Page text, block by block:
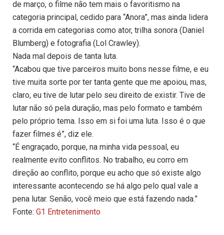
de março, o filme não tem mais o favoritismo na
categoria principal, cedido para “Anora”, mas ainda lidera
a corrida em categorias como ator, trilha sonora (Daniel
Blumberg) e fotografia (Lol Crawley).
Nada mal depois de tanta luta.
“Acabou que tive parceiros muito bons nesse filme, e eu
tive muita sorte por ter tanta gente que me apoiou, mas,
claro, eu tive de lutar pelo seu direito de existir. Tive de
lutar não só pela duração, mas pelo formato e também
pelo próprio tema. Isso em si foi uma luta. Isso é o que
fazer filmes é”, diz ele.
“É engraçado, porque, na minha vida pessoal, eu
realmente evito conflitos. No trabalho, eu corro em
direção ao conflito, porque eu acho que só existe algo
interessante acontecendo se há algo pelo qual vale a
pena lutar. Senão, você meio que está fazendo nada.”
Fonte: G1 Entretenimento